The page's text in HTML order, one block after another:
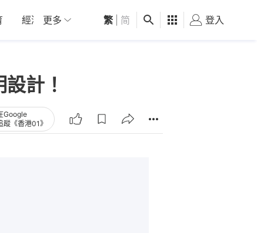
經濟 01深圳 觀點 健康 好食玩飛
更多 繁 简 登入
計！
Google
蹤《香港01》